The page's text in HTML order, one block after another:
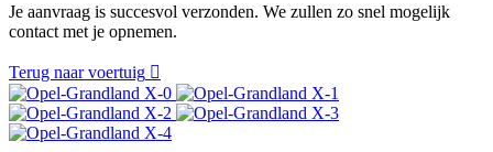
Je aanvraag is succesvol verzonden. We zullen zo snel mogelijk
contact met je opnemen.
Terug naar voertuig